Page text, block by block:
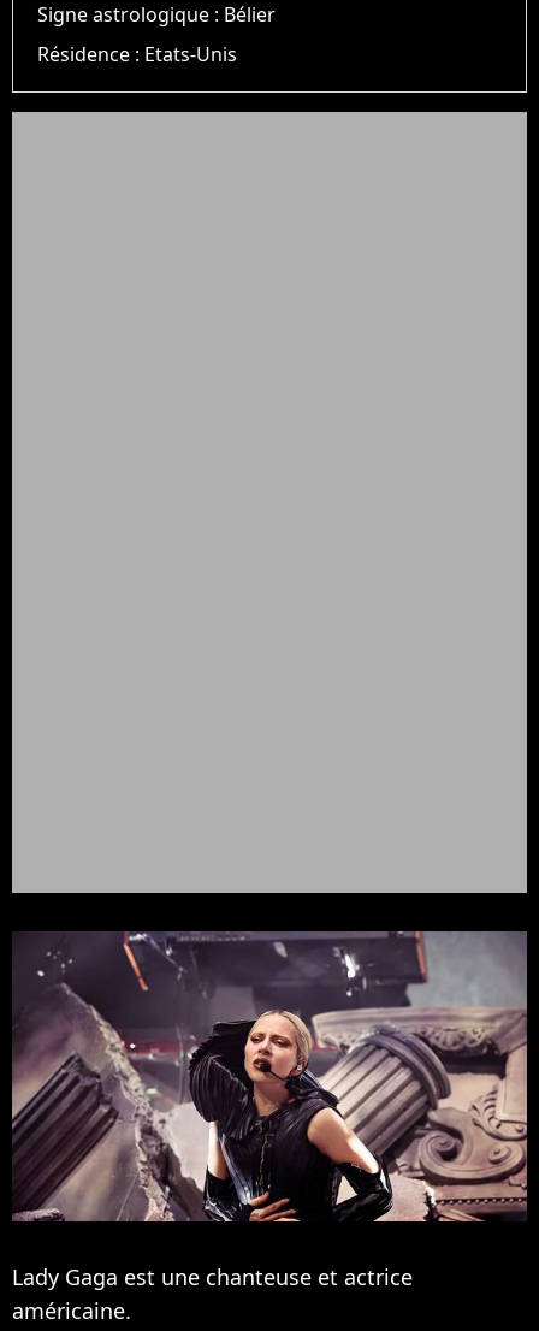
Signe astrologique : Bélier
Résidence : Etats-Unis
Lady Gaga est une chanteuse et actrice
américaine.